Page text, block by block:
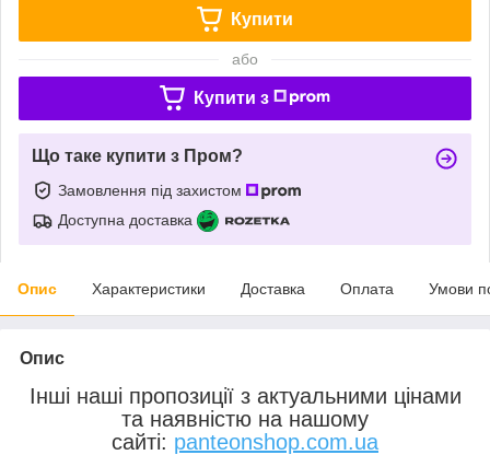
Купити
або
Купити з
Що таке купити з Пром?
Замовлення під захистом
Доступна доставка
Опис Характеристики Доставка Оплата Умови
Опис
Інші наші пропозиції з актуальними цінами
та наявністю на нашому
сайті: panteonshop.com.ua